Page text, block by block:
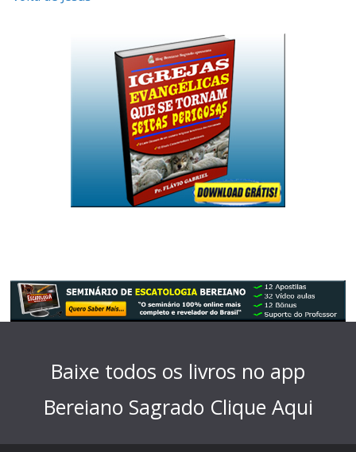
Baixe todos os livros no app
Bereiano Sagrado Clique Aqui